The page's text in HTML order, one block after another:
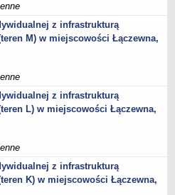
usług integracji społecznej
społecznej w 2009
z infrastrukturą
M) w miejscowości Łączewna,
z infrastrukturą
L) w miejscowości Łączewna,
z infrastrukturą
K) w miejscowości Łączewna,